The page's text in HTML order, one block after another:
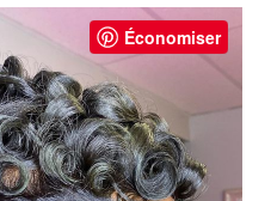
Économiser